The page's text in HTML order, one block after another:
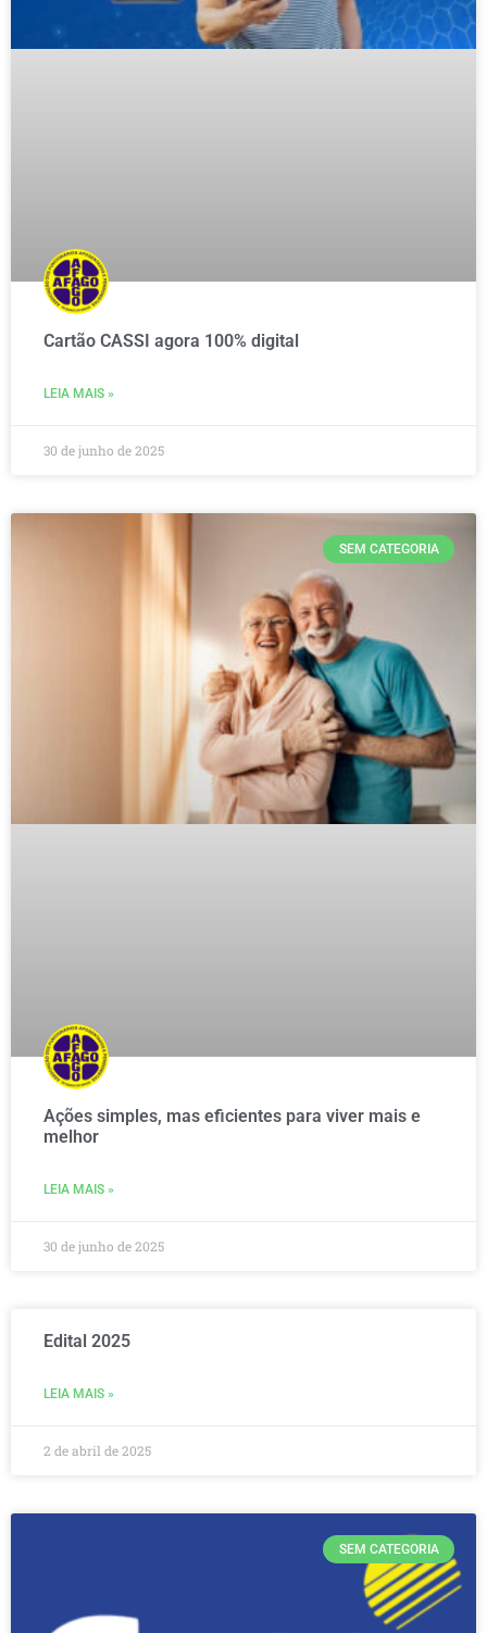
Cartão CASSI agora 100% digital
LEIA MAIS »
30 de junho de 2025
SEM CATEGORIA
Ações simples, mas eficientes para viver mais e
melhor
LEIA MAIS »
30 de junho de 2025
Edital 2025
LEIA MAIS »
2 de abril de 2025
SEM CATEGORIA